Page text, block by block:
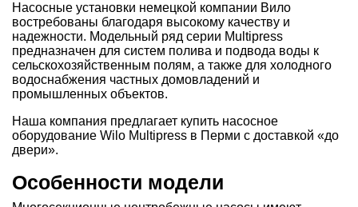
Насосные установки немецкой компании Вило
востребованы благодаря высокому качеству и
надежности. Модельный ряд серии Multipress
предназначен для систем полива и подвода воды к
сельскохозяйственным полям, а также для холодного
водоснабжения частных домовладений и
промышленных объектов.
Наша компания предлагает купить насосное
оборудование Wilo Multipress в Перми с доставкой «до
двери».
Особенности модели